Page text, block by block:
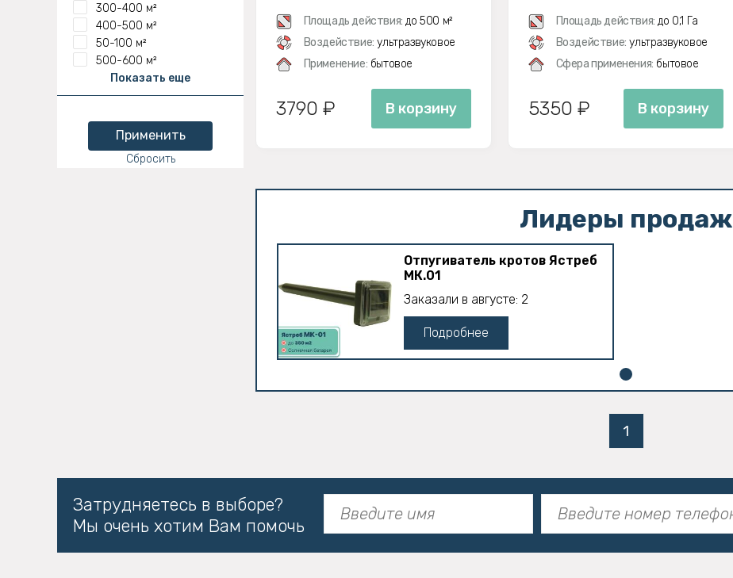
300-400 м²
400-500 м²
50-100 м²
500-600 м²
Показать еще
Применить
Сбросить
Площадь действия: до 500 м²
Воздействие: ультразвуковое
Применение: бытовое
3790 ₽ В корзину
Площадь действия: до 0,1 Га
Воздействие: ультразвуковое
Сфера применения: бытовое
5350 ₽ В корзину
Лидеры продаж
Отпугиватель кротов Ястреб
МК.01
Заказали в августе: 2
Подробнее
1
Затрудняетесь в выборе?
Мы очень хотим Вам помочь